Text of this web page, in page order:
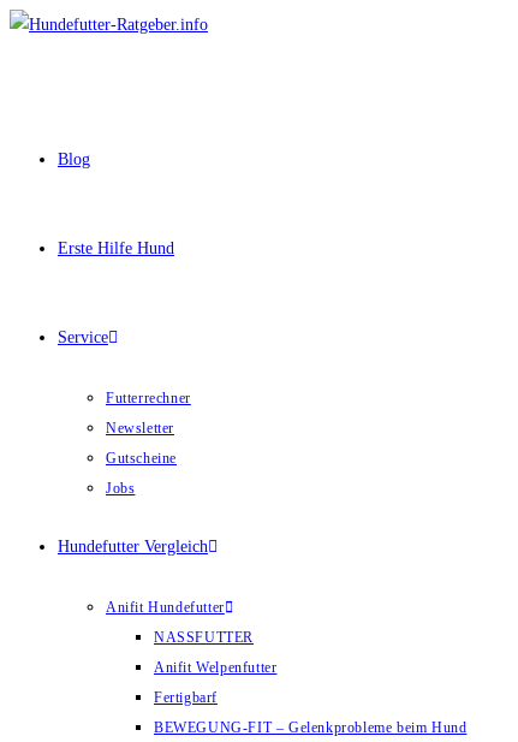
Zum
Blog
Erste Hilfe Hund
Service
Futterrechner
Newsletter
Gutscheine
Jobs
Hundefutter Vergleich
Anifit Hundefutter
NASSFUTTER
Anifit Welpenfutter
Fertigbarf
BEWEGUNG-FIT – Gelenkprobleme beim Hund